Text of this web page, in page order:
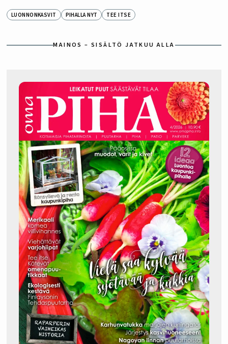
LUONNONKASVIT PIHALLA NYT TEE ITSE
MAINOS – SISÄLTÖ JATKUU ALLA